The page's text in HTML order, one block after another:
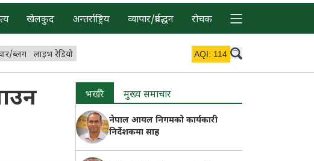
खेलकुद अन्तर्राष्ट्रिय व्यापार/प्रर्वद्धन रोचक
ब्लग लाइभ रेडियो AQI: 114
भर्खरै मुख्य समाचार
नेपाल आयल निगमको कार्यकारी
निर्देशकमा साह